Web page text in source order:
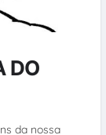
DO
da nossa